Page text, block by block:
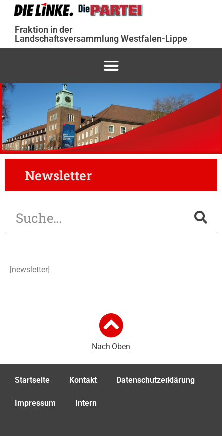
Fraktion in der
Landschaftsversammlung Westfalen-Lippe
Newsletter
[newsletter]
Nach Oben
Startseite Kontakt Datenschutzerklärung
Impressum Intern